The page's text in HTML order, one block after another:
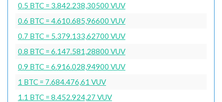
0.5 BTC = 3.842.238,30500 VUV
0.6 BTC = 4.610.685,96600 VUV
0.7 BTC = 5.379.133,62700 VUV
0.8 BTC = 6.147.581,28800 VUV
0.9 BTC = 6.916.028,94900 VUV
1 BTC = 7.684.476,61 VUV
1.1 BTC = 8.452.924,27 VUV